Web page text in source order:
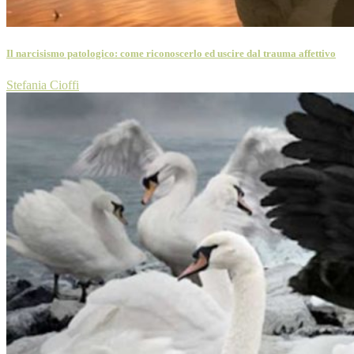
Il narcisismo patologico: come riconoscerlo ed uscire dal trauma affettivo
Stefania Cioffi